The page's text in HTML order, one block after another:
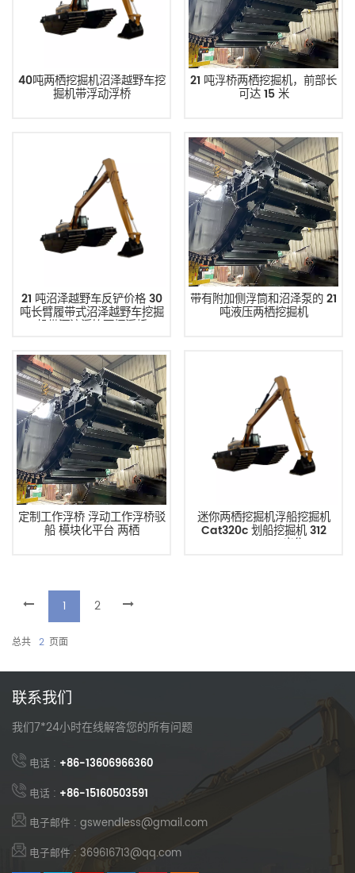
40吨两栖挖掘机沼泽越野车挖
掘机带浮动浮桥
21 吨浮桥两栖挖掘机，前部长
可达 15 米
21 吨沼泽越野车反铲价格 30
吨长臂履带式沼泽越野车挖掘
机带河流浮箱两栖浮桥
带有附加侧浮筒和沼泽泵的 21
吨液压两栖挖掘机
定制工作浮桥 浮动工作浮桥驳
船 模块化平台 两栖
迷你两栖挖掘机浮船挖掘机
Cat320c 划船挖掘机 312
320c 320d 出售
1 2
总共 2 页面
联系我们
我们7*24小时在线解答您的所有问题
电话 : +86-13606966360
电话 : +86-15160503591
电子邮件 : gswendless@gmail.com
电子邮件 : 369616713@qq.com